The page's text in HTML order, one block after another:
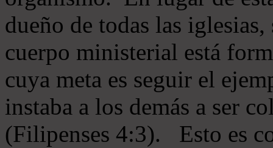
dueño de todas las
cuerpo ministerial está
cuya meta es seguir el
instaba a los demás a ser
(Filipenses 4:3). Esto es